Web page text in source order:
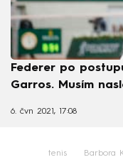
Federer po
Garros. Musím
6. čvn 2021, 17:08
tenis Barbora